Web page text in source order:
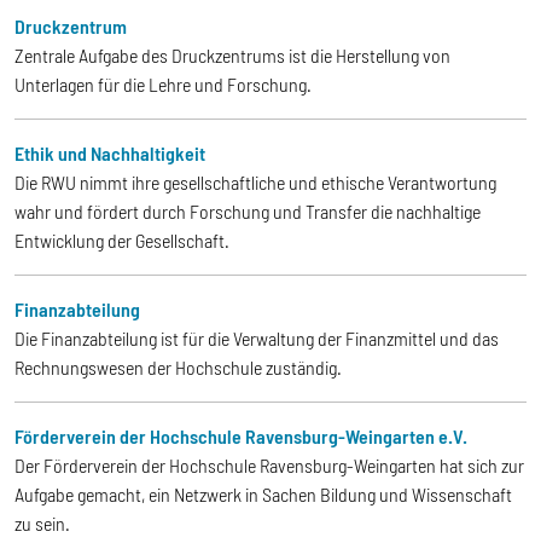
Druckzentrum
Zentrale Aufgabe des Druckzentrums ist die Herstellung von
Unterlagen für die Lehre und Forschung.
Ethik und Nachhaltigkeit
Die RWU nimmt ihre gesellschaftliche und ethische Verantwortung
wahr und fördert durch Forschung und Transfer die nachhaltige
Entwicklung der Gesellschaft.
Finanzabteilung
Die Finanzabteilung ist für die Verwaltung der Finanzmittel und das
Rechnungswesen der Hochschule zuständig.
Förderverein der Hochschule Ravensburg-Weingarten e.V.
Der Förderverein der Hochschule Ravensburg-Weingarten hat sich zur
Aufgabe gemacht, ein Netzwerk in Sachen Bildung und Wissenschaft
zu sein.